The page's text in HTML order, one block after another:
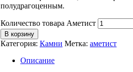
полудрагоценным.
Количество товара Аметист
В корзину
Категория: Камни Метка: аметист
Описание